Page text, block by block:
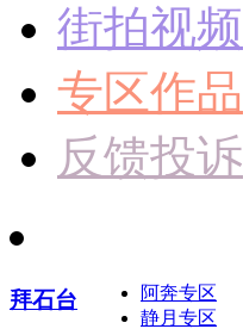
街拍视频
专区作品
反馈投诉
拜石台
阿奔专区
静月专区